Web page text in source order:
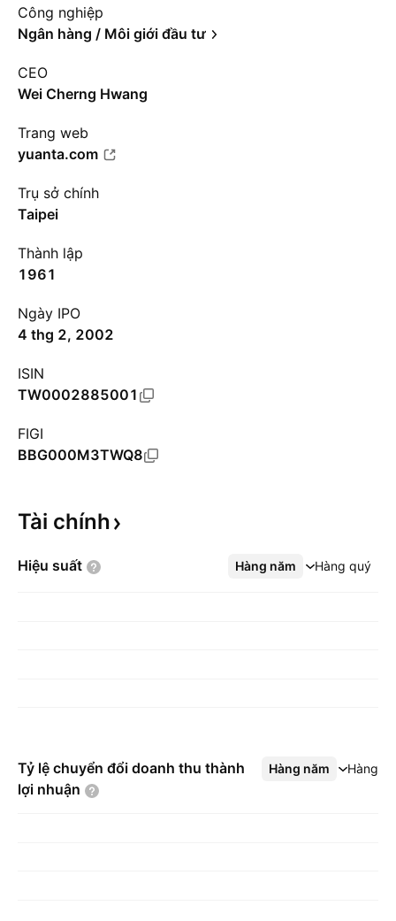
Công nghiệp
Ngân hàng / Môi giới đầu tư
CEO
Wei Cherng Hwang
Trang web
yuanta.com
Trụ sở chính
Taipei
Thành lập
1961
Ngày IPO
4 thg 2, 2002
ISIN
TW0002885001
FIGI
BBG000M3TWQ8
Tài chính
Hiệu suất Hàng năm Hàng quý
Xem thêm
Tỷ lệ chuyển đổi doanh thu thành
lợi nhuận
Hàng năm Hàng
Xem thêm